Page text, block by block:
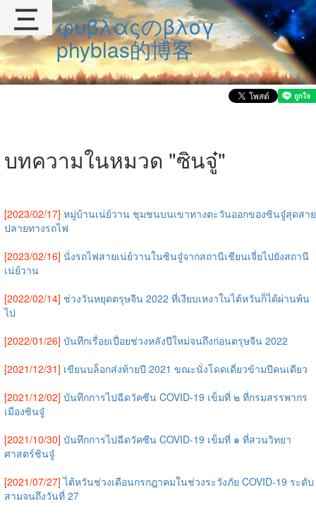
φυβλαςのβλογ
phyblas的博客
บทความในหมวด "ซินจู๋"
[2023/02/17] หมู่บ้านเน่ย์วาน ชุมชนบนเขาทางตะวันออกของซินจู๋สุดสาย
ปลายทางรถไฟ
[2023/02/16] นั่งรถไฟสายเน่ย์วานในซินจู๋จากสถานีเชียนเจี่ยไปยังสถานี
เน่ย์วาน
[2022/02/14] ช่วงวันหยุดตรุษจีน 2022 ที่เงียบเหงาในไต้หวันก็ได้ผ่านพ้น
ไป
[2022/01/26] บันทึกเรื่อยเปื่อยช่วงหลังปีใหม่จนถึงก่อนตรุษจีน 2022
[2021/12/31] เขียนบล็อกส่งท้ายปี 2021 ขณะนั่งโดดเดี่ยวข้ามปีคนเดียว
[2021/12/02] บันทึกการไปฉีดวัคซีน COVID-19 เข็มที่ ๒ ที่กรมสรรพากร
เมืองซินจู๋
[2021/10/30] บันทึกการไปฉีดวัคซีน COVID-19 เข็มที่ ๑ ที่สวนวิทยา
ศาสตร์ซินจู๋
[2021/07/27] ไต้หวันช่วงเดือนกรกฎาคมในช่วงระวังภัย COVID-19 ระดับ
สามจนถึงวันที่ 27
三